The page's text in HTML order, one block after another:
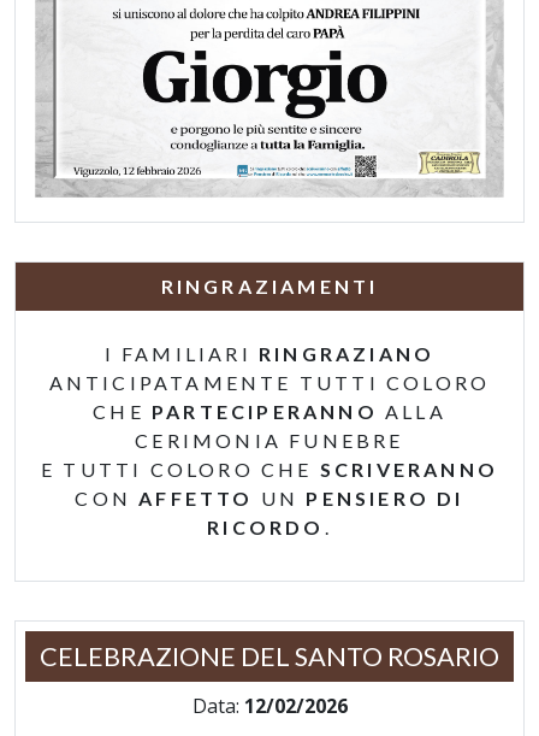
RINGRAZIAMENTI
I FAMILIARI RINGRAZIANO
ANTICIPATAMENTE TUTTI COLORO
CHE PARTECIPERANNO ALLA
CERIMONIA FUNEBRE
E TUTTI COLORO CHE SCRIVERANNO
CONAFFETTO UN PENSIERO DI
RICORDO .
CELEBRAZIONE DEL SANTO ROSARIO
Data: 12/02/2026